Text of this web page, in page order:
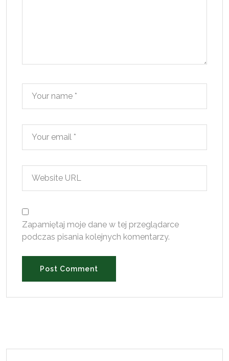
Zapamiętaj moje dane w tej przeglądarce
podczas pisania kolejnych komentarzy.